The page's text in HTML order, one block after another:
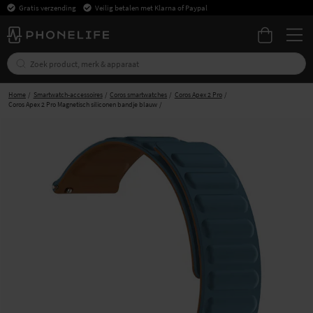
Gratis verzending Veilig betalen met Klarna of Paypal
Home Smartwatch-accessoires Coros smartwatches
Coros Apex 2 Pro
Coros Apex 2 Pro Magnetisch siliconen bandje blauw